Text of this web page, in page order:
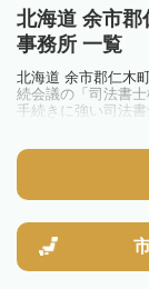
北海道 余市郡
事務所 一覧
北海道 余市郡仁木
続会議の「司法書
手続きに強い司法
ブルやお悩みを抱